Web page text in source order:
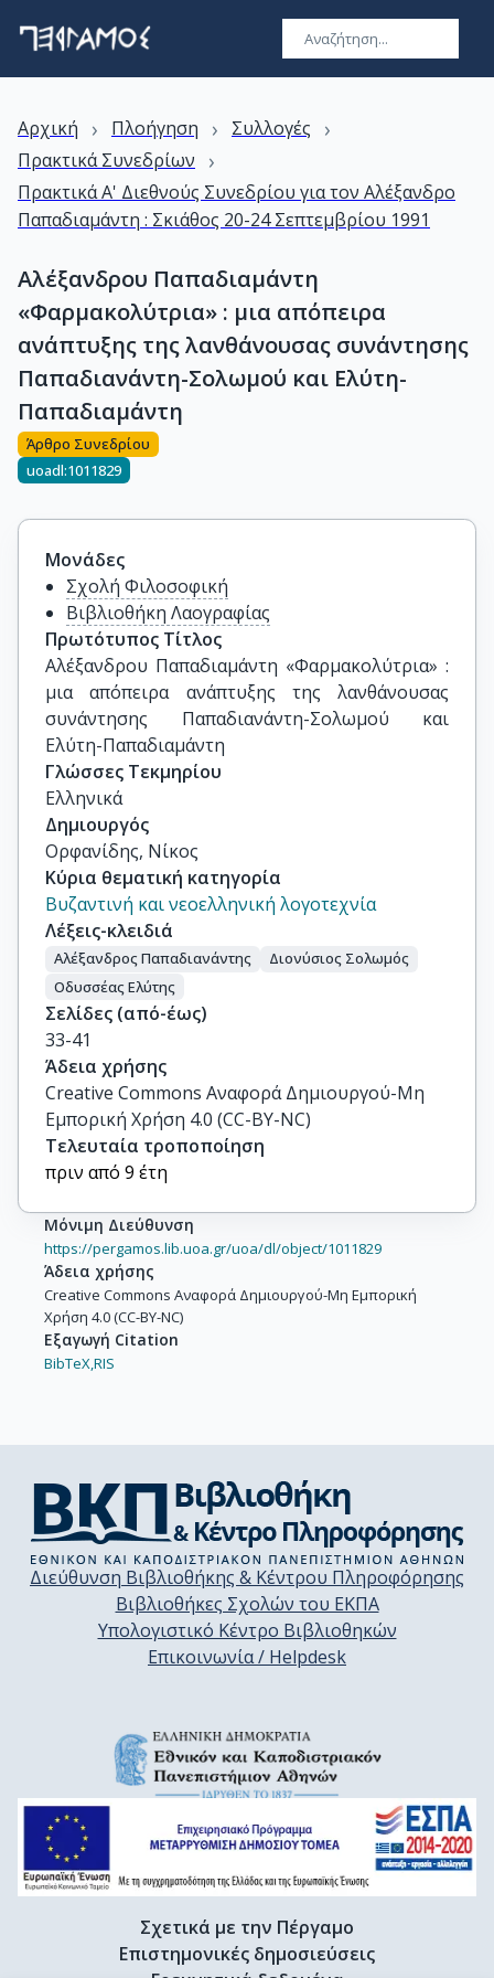
Αρχική › Πλοήγηση › Συλλογές ›
Πρακτικά Συνεδρίων ›
Πρακτικά Α' Διεθνούς Συνεδρίου για τον Αλέξανδρο
Παπαδιαμάντη : Σκιάθος 20-24 Σεπτεμβρίου 1991
Αλέξανδρου Παπαδιαμάντη
«Φαρμακολύτρια» : μια απόπειρα
ανάπτυξης της λανθάνουσας συνάντησης
Παπαδιανάντη-Σολωμού και Ελύτη-
Παπαδιαμάντη
Άρθρο Συνεδρίου
uoadl:1011829
Μονάδες
Σχολή Φιλοσοφική
Βιβλιοθήκη Λαογραφίας
Πρωτότυπος Τίτλος
Αλέξανδρου Παπαδιαμάντη «Φαρμακολύτρια» :
μια απόπειρα ανάπτυξης της λανθάνουσας
συνάντησης Παπαδιανάντη-Σολωμού και
Ελύτη-Παπαδιαμάντη
Γλώσσες Τεκμηρίου
Ελληνικά
Δημιουργός
Ορφανίδης, Νίκος
Κύρια θεματική κατηγορία
Βυζαντινή και νεοελληνική λογοτεχνία
Λέξεις-κλειδιά
Αλέξανδρος Παπαδιανάντης
Διονύσιος Σολωμός
Οδυσσέας Ελύτης
Σελίδες (από-έως)
33-41
Άδεια χρήσης
Creative Commons Αναφορά Δημιουργού-Μη
Εμπορική Χρήση 4.0 (CC-BY-NC)
Τελευταία τροποποίηση
πριν από 9 έτη
Μόνιμη Διεύθυνση
https://pergamos.lib.uoa.gr/uoa/dl/object/1011829
Άδεια χρήσης
Creative Commons Αναφορά Δημιουργού-Μη Εμπορική
Χρήση 4.0 (CC-BY-NC)
Εξαγωγή Citation
BibTeX,RIS
Διεύθυνση Βιβλιοθήκης & Κέντρου Πληροφόρησης
Βιβλιοθήκες Σχολών του ΕΚΠΑ
Υπολογιστικό Κέντρο Βιβλιοθηκών
Επικοινωνία / Helpdesk
Σχετικά με την Πέργαμο
Επιστημονικές δημοσιεύσεις